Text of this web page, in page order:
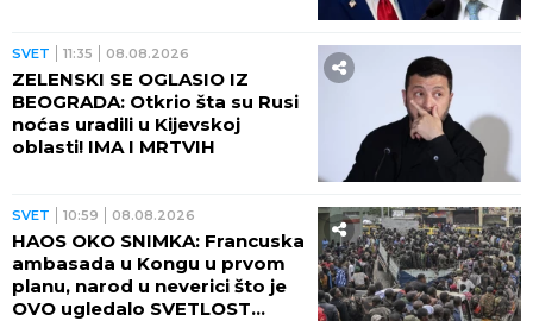
SVET 11:35 08.08.2026
ZELENSKI SE OGLASIO IZ
BEOGRADA: Otkrio šta su Rusi
noćas uradili u Kijevskoj
oblasti! IMA I MRTVIH
SVET 10:59 08.08.2026
HAOS OKO SNIMKA: Francuska
ambasada u Kongu u prvom
planu, narod u neverici što je
OVO ugledalo SVETLOST